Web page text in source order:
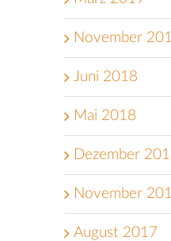
November
Juni 2018
Mai 2018
Dezember
November
August 2017